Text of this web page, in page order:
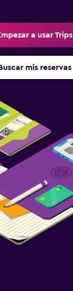
a usar Trips
mis reservas